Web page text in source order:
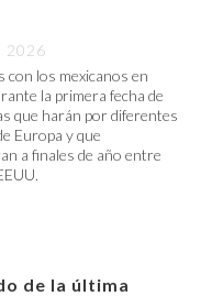
2026
con los mexicanos en
la primera fecha de
que harán por diferentes
Europa y que
a finales de año entre
de la última